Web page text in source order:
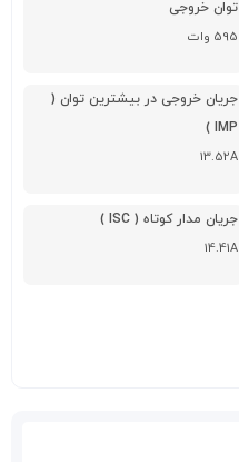
توان خروجی
595 وات
جریان خروجی در بیشترین توان (
IMP )
13.52A
جریان مدار کوتاه ( ISC )
14.41A